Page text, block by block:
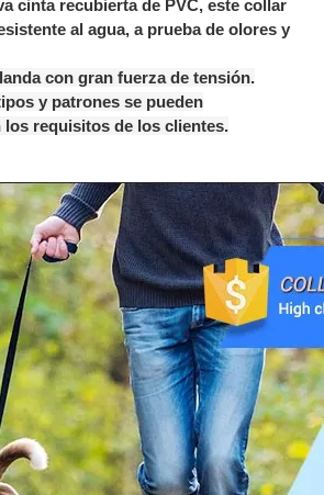
cinta recubierta de PVC, este collar
al agua, a prueba de olores y
con gran fuerza de tensión.
y patrones se pueden
los requisitos de los clientes.